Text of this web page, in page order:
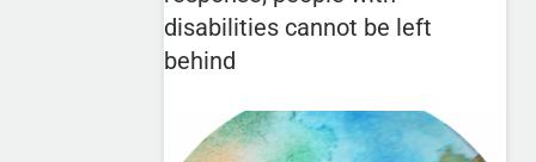
disabilities cannot be left
behind